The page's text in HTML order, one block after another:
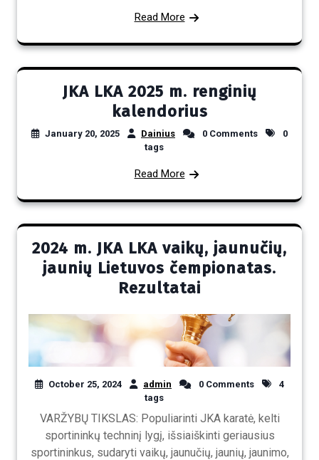
Read More
JKA LKA 2025 m. renginių
kalendorius
January 20, 2025 Dainius 0 Comments
0
tags
Read More
2024 m. JKA LKA vaikų, jaunučių,
jaunių Lietuvos čempionatas.
Rezultatai
October 25, 2024 admin 0 Comments
4
tags
VARŽYBŲ TIKSLAS: Populiarinti JKA karatė, kelti
sportininkų techninį lygį, išsiaiškinti geriausius
sportininkus, sudaryti vaikų, jaunučių, jaunių, jaunimo,